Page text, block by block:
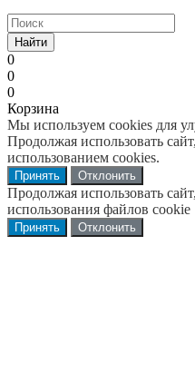
Найти
0
0
0
Корзина
Мы используем cookies для
Продолжая использовать
использованием cookies.
Принять Отклонить
Продолжая использовать
использования файлов cookie
Принять Отклонить